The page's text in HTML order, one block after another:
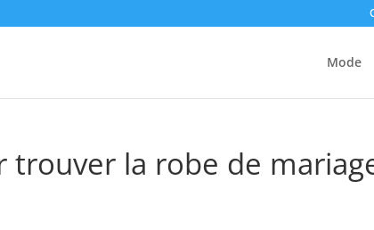
Mode
trouver la robe de